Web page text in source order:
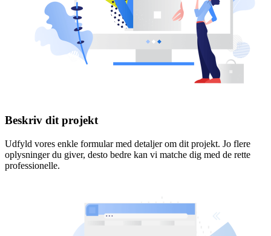
Beskriv dit projekt
Udfyld vores enkle formular med detaljer om dit projekt. Jo flere
oplysninger du giver, desto bedre kan vi matche dig med de rette
professionelle.